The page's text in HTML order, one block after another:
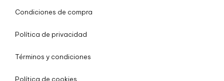
Condiciones de compra
Política de privacidad
Términos y condiciones
Política de cookies